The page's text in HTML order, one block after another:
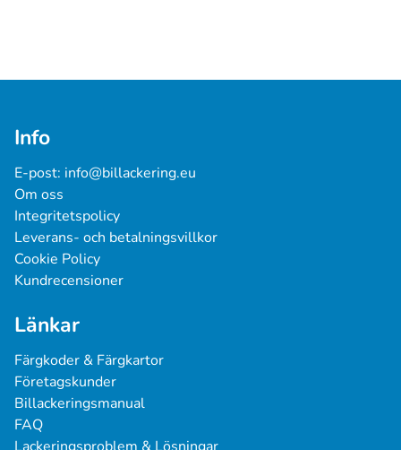
Info
E-post: info@billackering.eu
Om oss
Integritetspolicy
Leverans- och betalningsvillkor
Cookie Policy
Kundrecensioner
Länkar
Färgkoder & Färgkartor
Företagskunder
Billackeringsmanual
FAQ